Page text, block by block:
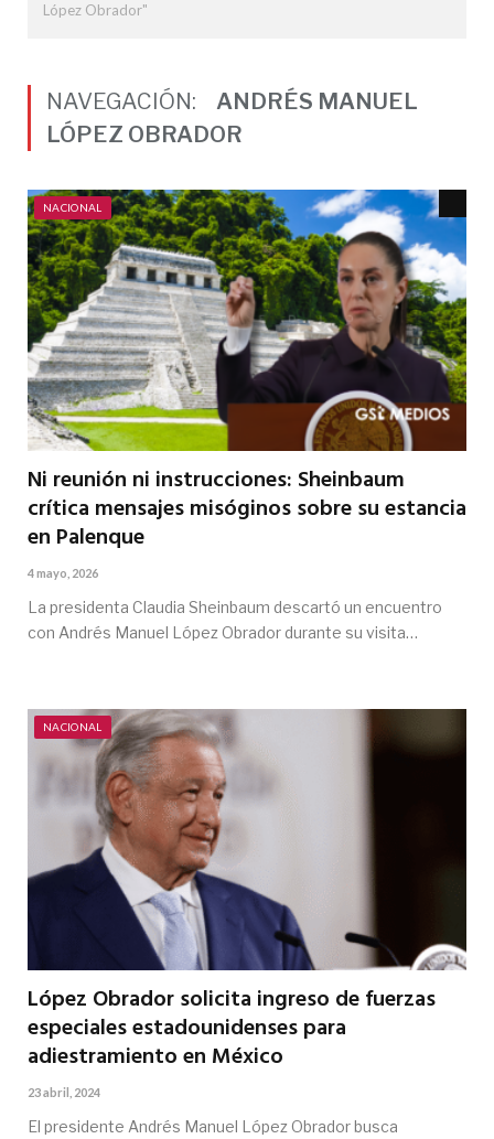
López Obrador"
NAVEGACIÓN:
ANDRÉS MANUEL
LÓPEZ OBRADOR
NACIONAL
Ni reunión ni instrucciones: Sheinbaum
crítica mensajes misóginos sobre su estancia
en Palenque
4 mayo, 2026
La presidenta Claudia Sheinbaum descartó un encuentro
con Andrés Manuel López Obrador durante su visita…
NACIONAL
López Obrador solicita ingreso de fuerzas
especiales estadounidenses para
adiestramiento en México
23 abril, 2024
El presidente Andrés Manuel López Obrador busca